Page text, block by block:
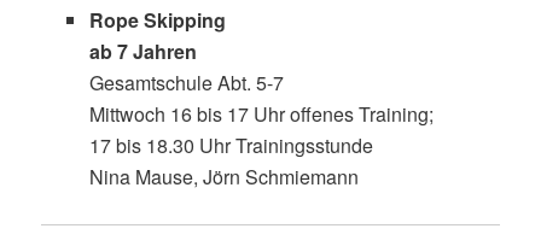
Rope Skipping
ab 7 Jahren
Gesamtschule Abt. 5-7
Mittwoch 16 bis 17 Uhr offenes Training;
17 bis 18.30 Uhr Trainingsstunde
Nina Mause, Jörn Schmiemann